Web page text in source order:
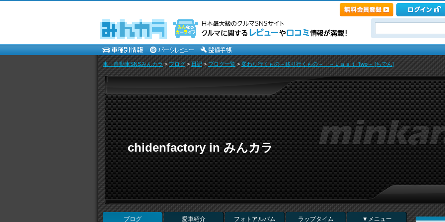
車・自動車SNSみんカラ>ブログ>日記>ブログ一覧 >変わり行くもの～移り行くもの～ ～Ｌａｓｔ Two～ [ちでん]
chidenfactory in みんカラ
ブログ 愛車紹介 フォトアルバム ラップタイム ▼メニュー